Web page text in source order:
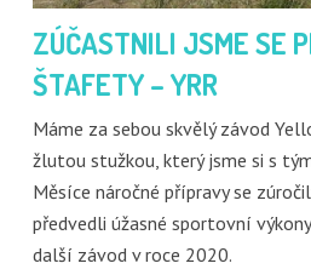
ZÚČASTNILI JSME SE
ŠTAFETY – YRR
Máme za sebou skvělý závod
žlutou stužkou, který jsme si s
Měsíce náročné přípravy se
předvedli úžasné sportovní
další závod v roce 2020.